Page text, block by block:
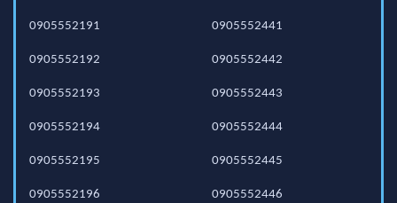
0905552191
0905552192
0905552193
0905552194
0905552195
0905552196
0905552441
0905552442
0905552443
0905552444
0905552445
0905552446